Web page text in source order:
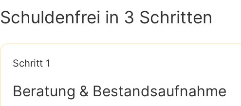
Schuldenfrei in 3 Schritten
Schritt 1
Beratung & Bestandsaufnahme